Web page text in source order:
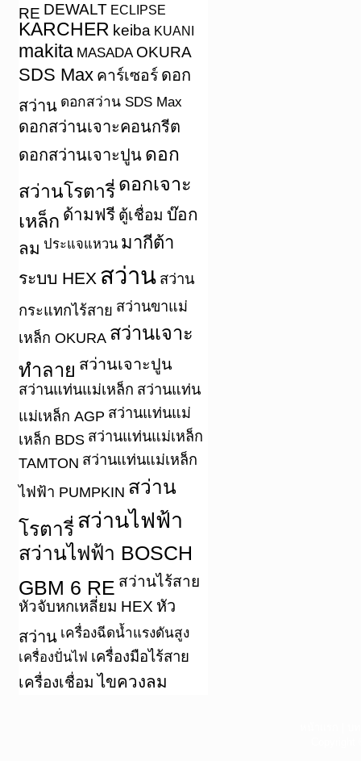
RE DEWALT ECLIPSE
KARCHER keiba KUANI
makita MASADA OKURA
SDS Max คาร์เซอร์ ดอก
สว่าน ดอกสว่าน SDS Max
ดอกสว่านเจาะคอนกรีต
ดอกสว่านเจาะปูน ดอก
สว่านโรตารี่ ดอกเจาะ
เหล็ก ด้ามฟรี ตู้เชื่อม บ๊อก
ลม ประแจแหวน มากีต้า
ระบบ HEX สว่าน สว่าน
กระแทกไร้สาย สว่านขาแม่
เหล็ก OKURA สว่านเจาะ
ทำลาย สว่านเจาะปูน
สว่านแท่นแม่เหล็ก สว่านแท่น
แม่เหล็ก AGP สว่านแท่นแม่
เหล็ก BDS สว่านแท่นแม่เหล็ก
TAMTON สว่านแท่นแม่เหล็ก
ไฟฟ้า PUMPKIN สว่าน
โรตารี่ สว่านไฟฟ้า
สว่านไฟฟ้า BOSCH
GBM 6 RE สว่านไร้สาย
หัวจับหกเหลี่ยม HEX หัว
สว่าน เครื่องฉีดน้ำแรงดันสูง
เครื่องปั่นไฟ เครื่องมือไร้สาย
เครื่องเชื่อม ไขควงลม